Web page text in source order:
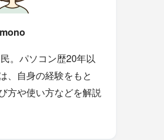
mono
。パソコン歴20年以
、自身の経験をもと
方や使い方などを解説